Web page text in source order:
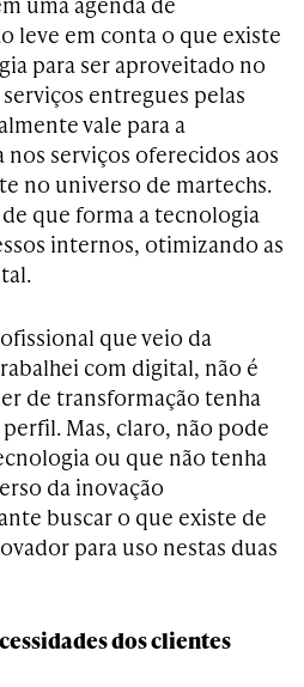
leve em conta o que existe
para ser aproveitado no
entregues pelas
vale para a
serviços oferecidos aos
no universo de martechs.
que forma a tecnologia
internos, otimizando as
que veio da
com digital, não é
de transformação tenha
Mas, claro, não pode
ou que não tenha
da inovação
buscar o que existe de
para uso nestas duas
dos clientes